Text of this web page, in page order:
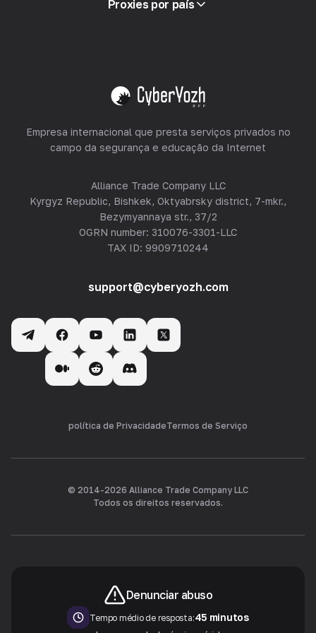
Revendendo
Proxies por país
Ver tudo
Empresa internacional que presta serviços privados no
campo da segurança e educação da Internet
Alliance Trade Company LLC
Kyrgyz Republic, Bishkek, Oktyabrsky district, 7-mkr.,
Bezymyannaya str., 37/2
OGRN number: 310076-3301-LLC
TAX ID: 9909710244
support@cyberyozh.com
política de PrivacidadeTermos de Serviço
© 2014-2026 Alliance Trade Company LLC
Todos os direitos reservados.
Denunciar abuso
Tempo médio de resposta:45 minutos